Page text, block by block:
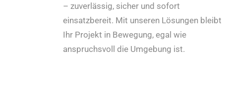
– zuverlässig, sicher und sofort
einsatzbereit. Mit unseren Lösungen bleibt
Ihr Projekt in Bewegung, egal wie
anspruchsvoll die Umgebung ist.